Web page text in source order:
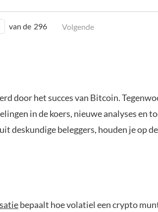
van de 296 Volgende
door het succes van Bitcoin.
in de koers, nieuwe analyses en
deskundige beleggers, houden je op
bepaalt hoe volatiel een crypto